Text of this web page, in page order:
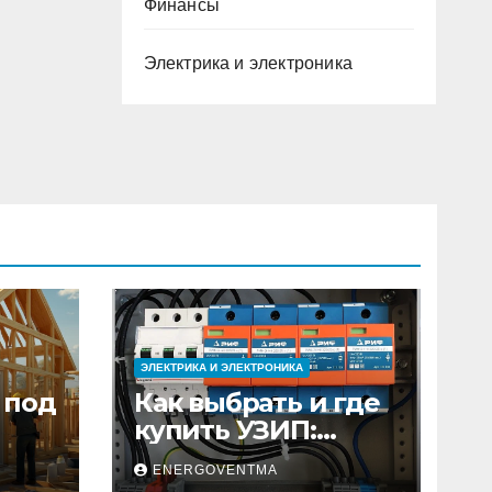
Финансы
Электрика и электроника
под
ЭЛЕКТРИКА И ЭЛЕКТРОНИКА
Как выбрать и где
купить УЗИП:
особенности
устройств защиты
ENERGOVENTMA